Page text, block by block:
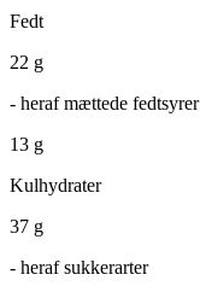
Fedt
22 g
- heraf mættede fedtsyrer
13 g
Kulhydrater
37 g
- heraf sukkerarter